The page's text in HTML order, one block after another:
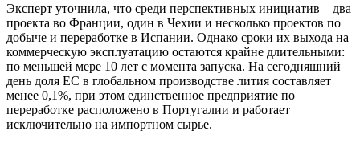
Эксперт уточнила, что среди перспективных инициатив – два
проекта во Франции, один в Чехии и несколько проектов по
добыче и переработке в Испании. Однако сроки их выхода на
коммерческую эксплуатацию остаются крайне длительными:
по меньшей мере 10 лет с момента запуска. На сегодняшний
день доля ЕС в глобальном производстве лития составляет
менее 0,1%, при этом единственное предприятие по
переработке расположено в Португалии и работает
исключительно на импортном сырье.